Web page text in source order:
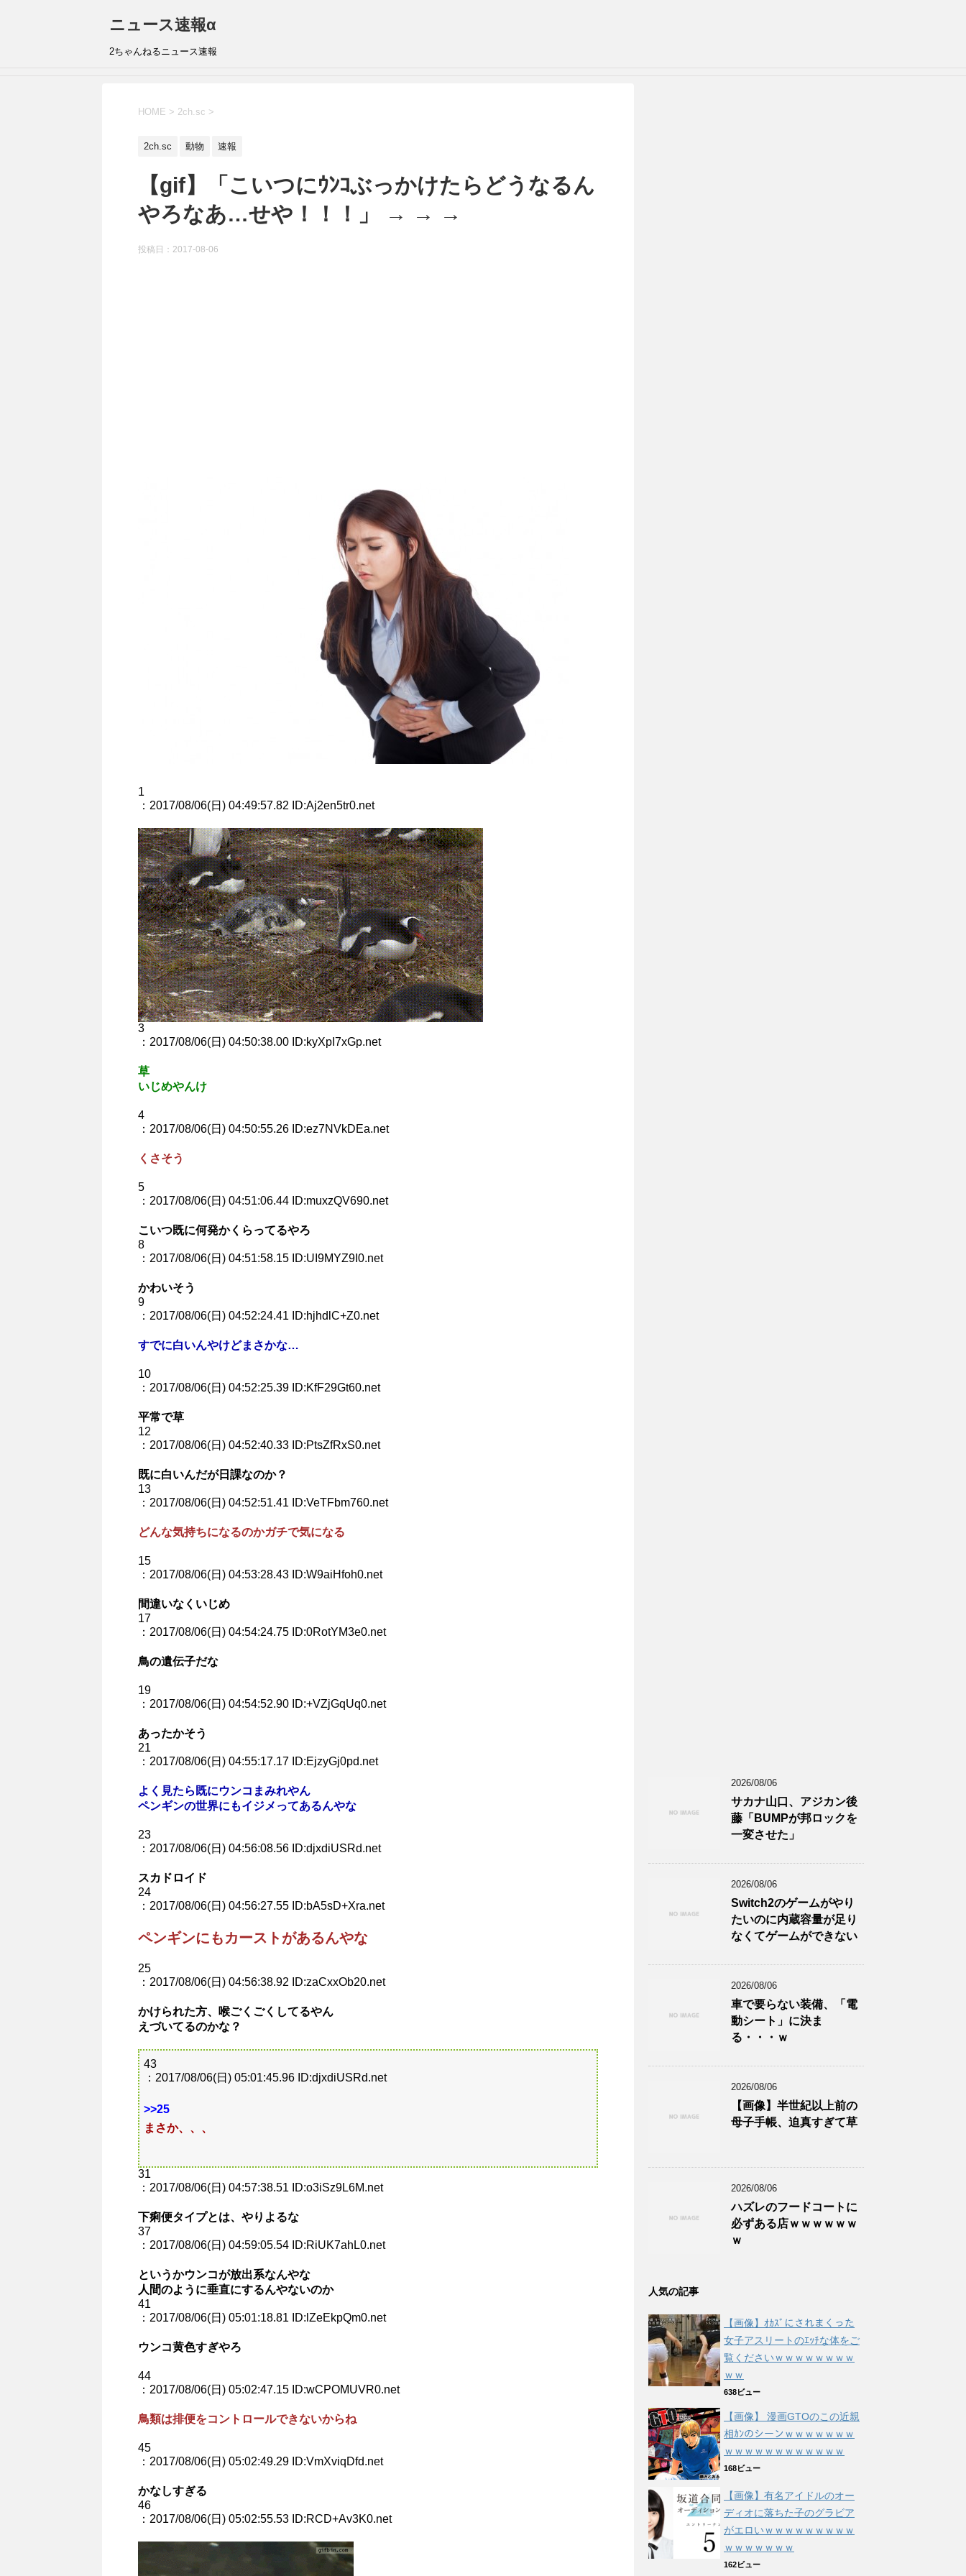
ニュース速報α
2ちゃんねるニュース速報
HOME > 2ch.sc >
2ch.sc 動物 速報
【gif】「こいつにｳﾝｺぶっかけたらどうなるん
やろなあ…せや！！！」 → → →
投稿日： 2017-08-06
1
：2017/08/06(日) 04:49:57.82 ID:Aj2en5tr0.net
3
：2017/08/06(日) 04:50:38.00 ID:kyXpI7xGp.net
草
いじめやんけ
4
：2017/08/06(日) 04:50:55.26 ID:ez7NVkDEa.net
くさそう
5
：2017/08/06(日) 04:51:06.44 ID:muxzQV690.net
こいつ既に何発かくらってるやろ
8
：2017/08/06(日) 04:51:58.15 ID:UI9MYZ9I0.net
かわいそう
9
：2017/08/06(日) 04:52:24.41 ID:hjhdlC+Z0.net
すでに白いんやけどまさかな…
10
：2017/08/06(日) 04:52:25.39 ID:KfF29Gt60.net
平常で草
12
：2017/08/06(日) 04:52:40.33 ID:PtsZfRxS0.net
既に白いんだが日課なのか？
13
：2017/08/06(日) 04:52:51.41 ID:VeTFbm760.net
どんな気持ちになるのかガチで気になる
15
：2017/08/06(日) 04:53:28.43 ID:W9aiHfoh0.net
間違いなくいじめ
17
：2017/08/06(日) 04:54:24.75 ID:0RotYM3e0.net
鳥の遺伝子だな
19
：2017/08/06(日) 04:54:52.90 ID:+VZjGqUq0.net
あったかそう
21
：2017/08/06(日) 04:55:17.17 ID:EjzyGj0pd.net
よく見たら既にウンコまみれやん
ペンギンの世界にもイジメってあるんやな
23
：2017/08/06(日) 04:56:08.56 ID:djxdiUSRd.net
スカドロイド
24
：2017/08/06(日) 04:56:27.55 ID:bA5sD+Xra.net
ペンギンにもカーストがあるんやな
25
：2017/08/06(日) 04:56:38.92 ID:zaCxxOb20.net
かけられた方、喉ごくごくしてるやん
えづいてるのかな？
43
：2017/08/06(日) 05:01:45.96 ID:djxdiUSRd.net
>>25
まさか、、、
31
：2017/08/06(日) 04:57:38.51 ID:o3iSz9L6M.net
下痢便タイプとは、やりよるな
37
：2017/08/06(日) 04:59:05.54 ID:RiUK7ahL0.net
というかウンコが放出系なんやな
人間のように垂直にするんやないのか
41
：2017/08/06(日) 05:01:18.81 ID:lZeEkpQm0.net
ウンコ黄色すぎやろ
44
：2017/08/06(日) 05:02:47.15 ID:wCPOMUVR0.net
鳥類は排便をコントロールできないからね
45
：2017/08/06(日) 05:02:49.29 ID:VmXviqDfd.net
かなしすぎる
46
：2017/08/06(日) 05:02:55.53 ID:RCD+Av3K0.net
2026/08/06
サカナ山口、アジカン後
藤「BUMPが邦ロックを
一変させた」
2026/08/06
Switch2のゲームがやり
たいのに内蔵容量が足り
なくてゲームができない
2026/08/06
車で要らない装備、「電
動シート」に決ま
る・・・ｗ
2026/08/06
【画像】半世紀以上前の
母子手帳、迫真すぎて草
2026/08/06
ハズレのフードコートに
必ずある店ｗｗｗｗｗｗ
ｗ
人気の記事
【画像】ｵｶｽﾞにされまくった
女子アスリートのｴｯﾁな体をご
覧くださいｗｗｗｗｗｗｗｗ
ｗｗ
638ビュー
【画像】 漫画GTOのこの近親
相ｶﾝのシーンｗｗｗｗｗｗｗ
ｗｗｗｗｗｗｗｗｗｗｗｗ
168ビュー
【画像】有名アイドルのオー
ディオに落ちた子のグラビア
がエロいｗｗｗｗｗｗｗｗｗ
ｗｗｗｗｗｗｗ
162ビュー